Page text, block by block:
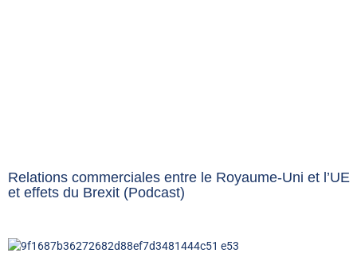
Relations commerciales entre le Royaume-Uni et l’UE
et effets du Brexit (Podcast)